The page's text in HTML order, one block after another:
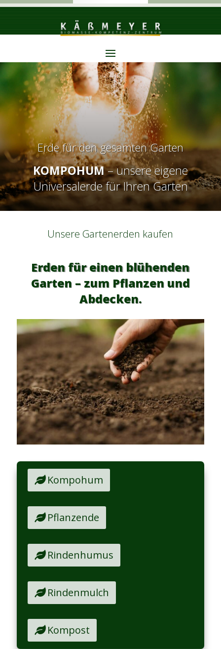
Erde für den gesamten Garten
KOMPOHUM– unsere eigene
Universalerde für Ihren Garten
Unsere Gartenerden kaufen
Erden für einen blühenden
Garten – zum Pflanzen und
Abdecken.
Kompohum
Pflanzende
Rindenhumus
Rindenmulch
Kompost